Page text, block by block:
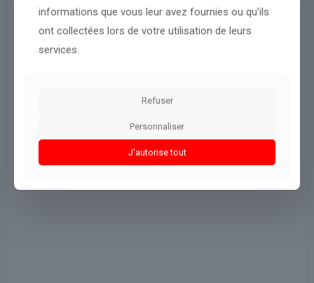
Guerres & Conflits 14 mars 2026
Lire l'article
informations que vous leur avez fournies ou qu’ils
ont collectées lors de votre utilisation de leurs
services.
Refuser
Personnaliser
J'autorise tout